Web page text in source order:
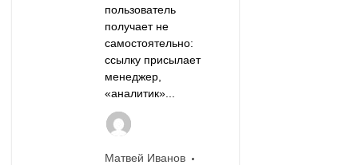
пользователь
получает не
самостоятельно:
ссылку присылает
менеджер,
«аналитик»...
Матвей Иванов